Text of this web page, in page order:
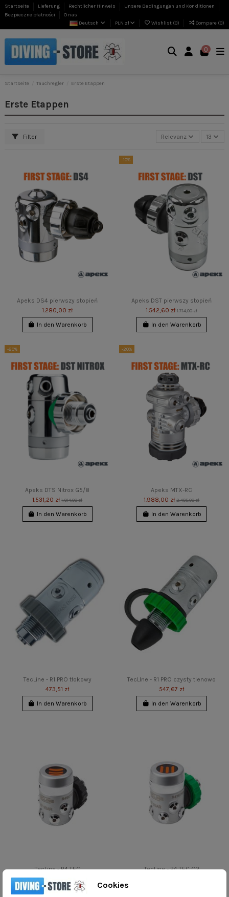
Startseite Lieferung Rechtlicher Hinweis
Unsere Bedingungen und Konditionen
Bezpieczne płatności
O nas
Deutsch
PLN zł Wishlist (0) Compare (0)
0
Startseite Tauchregler Erste Etappen
Erste Etappen
Filter Relevanz 13
Apeks DS4 pierwszy stopień
1.280,00 zł
In den Warenkorb
-10%
Apeks DST pierwszy stopień
1.542,60 zł1.714,00 zł
In den Warenkorb
-20%
Apeks DTS Nitrox G5/8
1.531,20 zł1.914,00 zł
In den Warenkorb
-20%
Apeks MTX-RC
1.988,00 zł2.485,00 zł
In den Warenkorb
TecLine - R1 PRO tłokowy
473,51 zł
In den Warenkorb
TecLIne - R1 PRO czysty tlenowo
547,67 zł
In den Warenkorb
TecLine - R4 TEC
879,00 zł
In den Warenkorb
TecLine - R4 TEC O2
Cookies